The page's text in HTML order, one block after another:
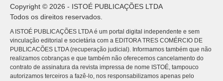
Copyright © 2026 - ISTOÉ PUBLICAÇÕES LTDA
Todos os direitos reservados.
A ISTOÉ PUBLICAÇÕES LTDA é um portal digital independente e sem
vinculação editorial e societária com a EDITORA TRES COMÉRCIO DE
PUBLICACÕES LTDA (recuperação judicial). Informamos também que não
realizamos cobranças e que também não oferecemos cancelamento do
contrato de assinatura da revista impressa de nome ISTOÉ, tampouco
autorizamos terceiros a fazê-lo, nos responsabilizamos apenas pelo